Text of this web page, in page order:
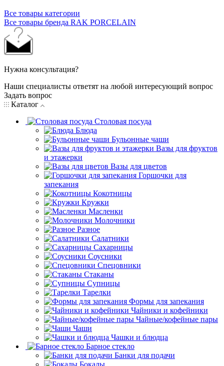
Все товары категории
Все товары бренда RAK PORCELAIN
Нужна консультация?
Наши специалисты ответят на любой интересующий вопрос
Задать вопрос
Каталог
Столовая посуда
Блюда
Бульонные чаши
Вазы для фруктов
и этажерки
Вазы для цветов
Горшочки для
запекания
Кокотницы
Кружки
Масленки
Молочники
Разное
Салатники
Сахарницы
Соусники
Спецовники
Стаканы
Супницы
Тарелки
Формы для запекания
Чайники и кофейники
Чайные/кофейные пары
Чаши
Чашки и блюдца
Барное стекло
Банки для подачи
Бокалы